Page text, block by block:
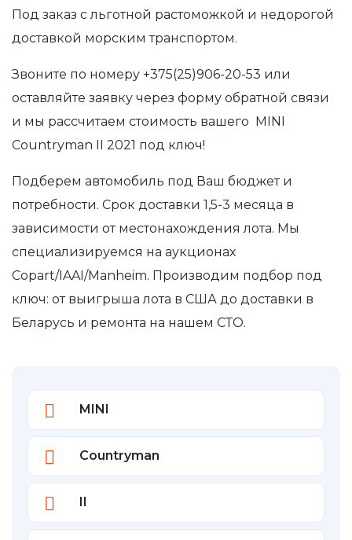
Под заказ с льготной растоможкой и недорогой
доставкой морским транспортом.
Звоните по номеру +375(25)906-20-53 или
оставляйте заявку через форму обратной связи
и мы рассчитаем стоимость вашего MINI
Countryman II 2021 под ключ!
Подберем автомобиль под Ваш бюджет и
потребности. Срок доставки 1,5-3 месяца в
зависимости от местонахождения лота. Мы
специализируемся на аукционах
Copart/IAAI/Manheim. Производим подбор под
ключ: от выигрыша лота в США до доставки в
Беларусь и ремонта на нашем СТО.
MINI
Countryman
II